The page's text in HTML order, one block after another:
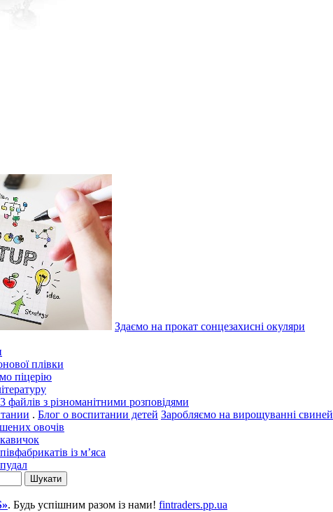
Здаємо на прокат сонцезахисні окуляри
плівки
піцерію
файлів з різноманітними розповідями
. Блог о воспитании детей Заробляємо на вирощуванні свиней
овочів
із м’яса
. Будь успішним разом із нами! fintraders.pp.ua